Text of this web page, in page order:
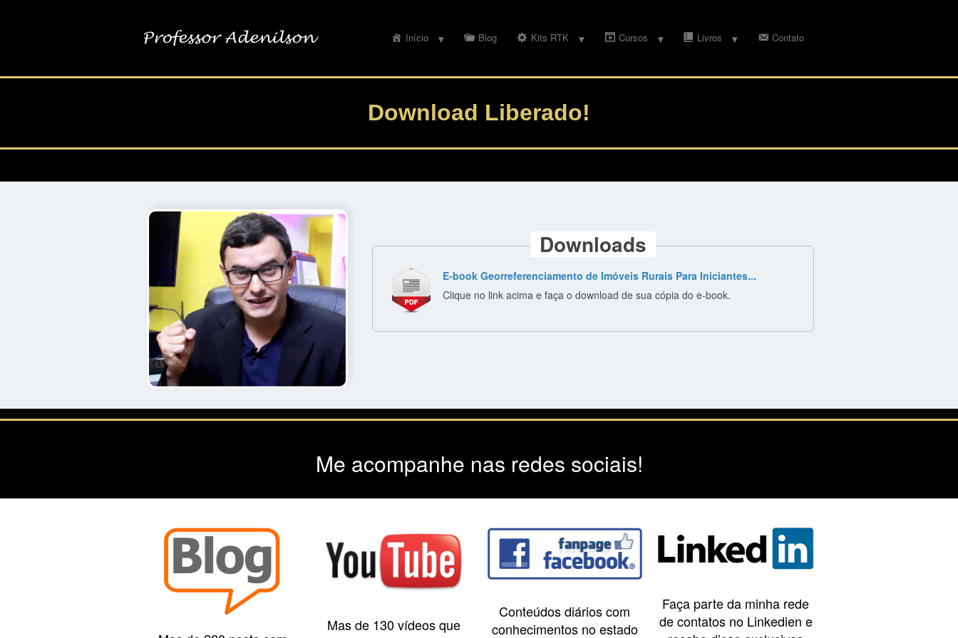
Início Blog Kits RTK Cursos Livros Contato
Download Liberado!
Downloads
E-book Georreferenciamento de Imóveis Rurais Para Iniciantes...
Clique no link acima e faça o download de sua cópia do e-book.
Me acompanhe nas redes sociais!
Mas de 130 vídeos que
Conteúdos diários com
conhecimentos no estado
Faça parte da minha rede
de contatos no Linkedien e